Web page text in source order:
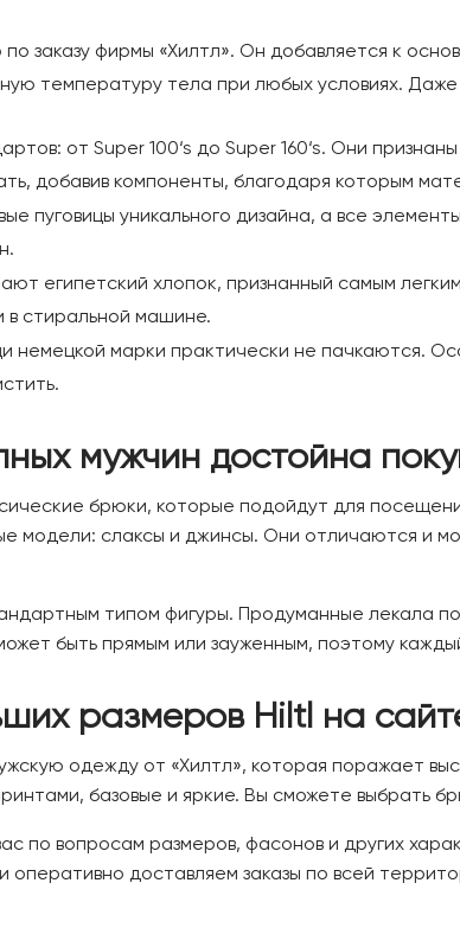
заказу фирмы «Хилтл». Он добавляется к
температуру тела при любых условиях.
от Super 100‘s до Super 160‘s. Они
добавив компоненты, благодаря которым
пуговицы уникального дизайна, а все
египетский хлопок, признанный самым
в стиральной машине.
немецкой марки практически не пачкаются.
мужчин достойна
брюки, которые подойдут для
модели: слаксы и джинсы. Они отличаются и
типом фигуры. Продуманные лекала
быть прямым или зауженным, поэтому
размеров Hiltl на
одежду от «Хилтл», которая поражает
базовые и яркие. Вы сможете выбрать
по вопросам размеров, фасонов и других
доставляем заказы по всей